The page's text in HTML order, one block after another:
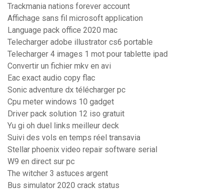
Trackmania nations forever account
Affichage sans fil microsoft application
Language pack office 2020 mac
Telecharger adobe illustrator cs6 portable
Telecharger 4 images 1 mot pour tablette ipad
Convertir un fichier mkv en avi
Eac exact audio copy flac
Sonic adventure dx télécharger pc
Cpu meter windows 10 gadget
Driver pack solution 12 iso gratuit
Yu gi oh duel links meilleur deck
Suivi des vols en temps réel transavia
Stellar phoenix video repair software serial
W9 en direct sur pc
The witcher 3 astuces argent
Bus simulator 2020 crack status